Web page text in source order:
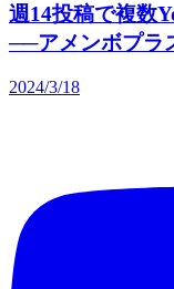
週14投稿で複数
──アメンボプラ
2024/3/18